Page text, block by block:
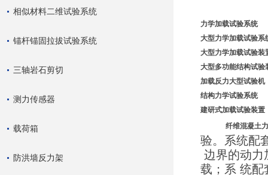
相似材料二维试验系统
锚杆锚固拉拔试验系统
三轴岩石剪切
测力传感器
载荷箱
防洪墙反力架
力学加载试验系统
大型力学加载试验系
大型力学加载试验装
大型多功能结构试验
加载反力大型试验机
结构力学试验系统
建研式加载试验装置
纤维混凝土
验。系统配
边界的动力
载；系 统配